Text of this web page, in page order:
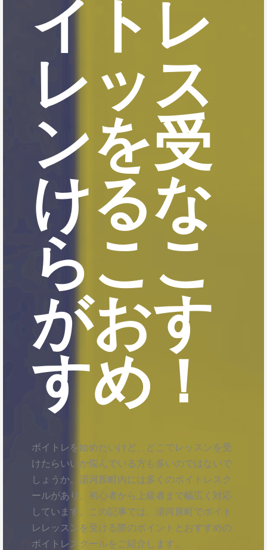
イトレ
レッス
ンを受
けるな
らここ
がおす
すめ！
ボイトレを始めたいけど、どこでレッスンを受
けたらいいか悩んでいる方も多いのではないで
しょうか。湯河原町内には多くのボイトレスク
ールがあり、初心者から上級者まで幅広く対応
しています。この記事では、湯河原町でボイト
レレッスンを受ける際のポイントとおすすめの
ボイトレスクールをご紹介します。